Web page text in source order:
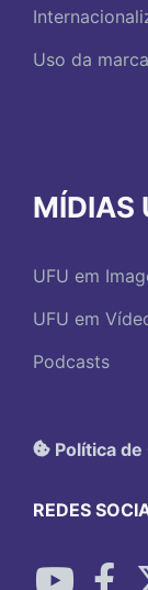
Uso da
MÍDIAS
UFU em
UFU em
Podcasts
Política
REDES